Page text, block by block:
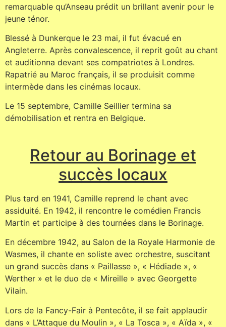
remarquable qu’Anseau prédit un brillant avenir pour le
jeune ténor.
Blessé à Dunkerque le 23 mai, il fut évacué en
Angleterre. Après convalescence, il reprit goût au chant
et auditionna devant ses compatriotes à Londres.
Rapatrié au Maroc français, il se produisit comme
intermède dans les cinémas locaux.
Le 15 septembre, Camille Seillier termina sa
démobilisation et rentra en Belgique.
Retour au Borinage et
succès locaux
Plus tard en 1941, Camille reprend le chant avec
assiduité. En 1942, il rencontre le comédien Francis
Martin et participe à des tournées dans le Borinage.
En décembre 1942, au Salon de la Royale Harmonie de
Wasmes, il chante en soliste avec orchestre, suscitant
un grand succès dans « Paillasse », « Hédiade », «
Werther » et le duo de « Mireille » avec Georgette
Vilain.
Lors de la Fancy-Fair à Pentecôte, il se fait applaudir
dans « L’Attaque du Moulin », « La Tosca », « Aïda », «